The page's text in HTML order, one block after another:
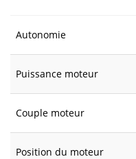
Autonomie
Puissance moteur
Couple moteur
Position du moteur